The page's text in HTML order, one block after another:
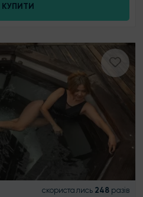
КУПИТИ
скористались 248 разів